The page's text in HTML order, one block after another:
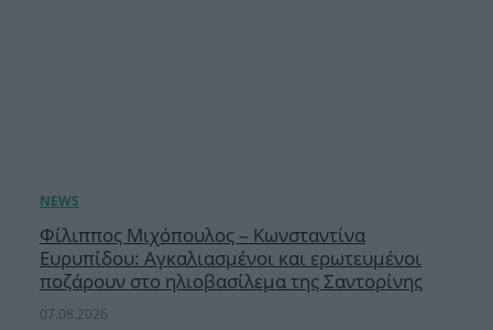
Φίλιππος Μιχόπουλος – Κωνσταντίνα
Ευρυπίδου: Αγκαλιασμένοι και ερωτευμένοι
ποζάρουν στο ηλιοβασίλεμα της Σαντορίνης
07.08.2026